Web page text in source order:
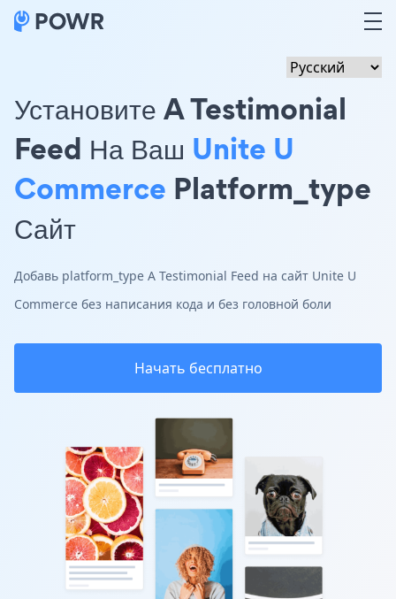
Установите A Testimonial
Feed На Ваш Unite U
Commerce Platform_type
Сайт
Добавь platform_type A Testimonial Feed на сайт Unite U
Commerce без написания кода и без головной боли
Начать бесплатно